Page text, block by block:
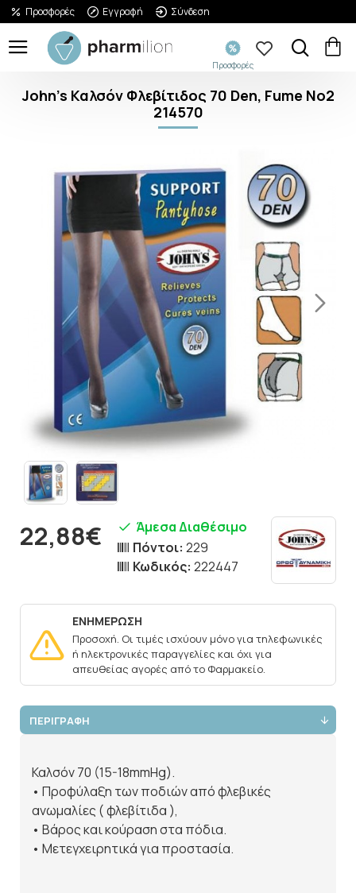
Προσφορές Εγγραφή Σύνδεση
Προσφορές
John's Καλσόν Φλεβίτιδος 70 Den, Fume No2
214570
ΕΝΗΜΕΡΩΣΗ
Προσοχή. Οι τιμές ισχύουν μόνο για τηλεφωνικές
ή ηλεκτρονικές παραγγελίες και όχι για
απευθείας αγορές από το Φαρμακείο.
22,88€
Άμεσα Διαθέσιμο
Πόντοι: 229
Κωδικός: 222447
ΠΕΡΙΓΡΑΦΗ
Καλσόν 70 (15-18mmHg).
• Προφύλαξη των ποδιών από φλεβικές
ανωμαλίες ( φλεβίτιδα ),
• Bάρος και κούραση στα πόδια.
• Mετεγχειρητικά για προστασία.